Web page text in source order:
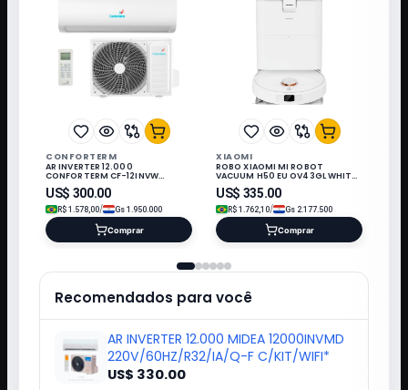
CONFORTERM
AR INVERTER 12.000
CONFORTERM CF-12INVW
WIFI/220V/60HZ Q/F/R32/KIT IN
US$ 300.00
R$ 1.578,00/ Gs 1.950.000
Comprar
XIAOMI
ROBO XIAOMI MI ROBOT
VACUUM H50 EU OV43GL WHITE
220V-50-60HZ 458287
US$ 335.00
R$ 1.762,10/ Gs 2.177.500
Comprar
Recomendados para você
AR INVERTER 12.000 MIDEA 12000INVMD
220V/60HZ/R32/IA/Q-F C/KIT/WIFI*
US$ 330.00